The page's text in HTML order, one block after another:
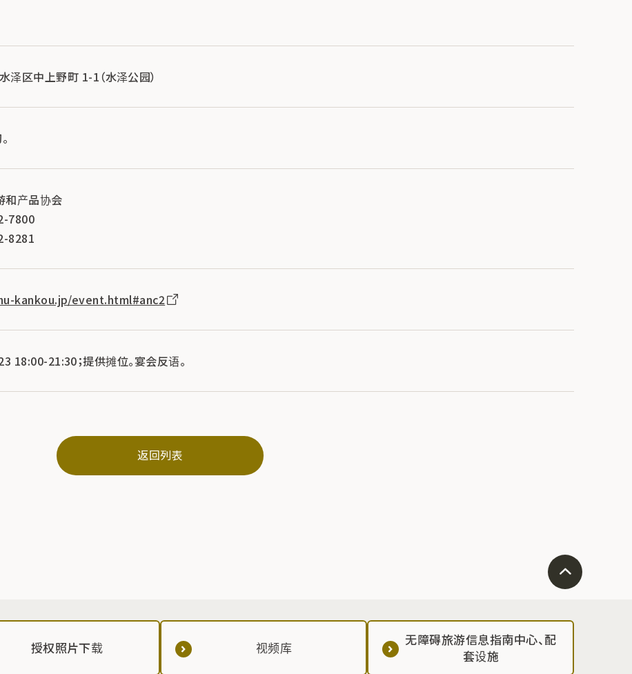
区中上野町 1-1（水泽公园）
和产品协会
7800
8281
kankou.jp/event.html#anc2
18:00-21:30；提供摊位。宴会反语。
返回列表
授权照片下载 视频库
无障碍旅游信息指南中心、配
套设施